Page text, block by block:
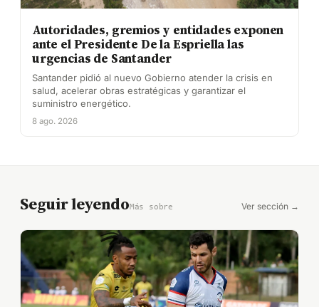
Autoridades, gremios y entidades exponen
ante el Presidente De la Espriella las
urgencias de Santander
Santander pidió al nuevo Gobierno atender la crisis en
salud, acelerar obras estratégicas y garantizar el
suministro energético.
8 ago. 2026
Seguir leyendoMás sobre Ver sección →